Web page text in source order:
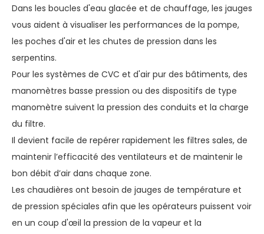
Dans les boucles d'eau glacée et de chauffage, les jauges
vous aident à visualiser les performances de la pompe,
les poches d'air et les chutes de pression dans les
serpentins.
Pour les systèmes de CVC et d'air pur des bâtiments, des
manomètres basse pression ou des dispositifs de type
manomètre suivent la pression des conduits et la charge
du filtre.
Il devient facile de repérer rapidement les filtres sales, de
maintenir l’efficacité des ventilateurs et de maintenir le
bon débit d’air dans chaque zone.
Les chaudières ont besoin de jauges de température et
de pression spéciales afin que les opérateurs puissent voir
en un coup d'œil la pression de la vapeur et la